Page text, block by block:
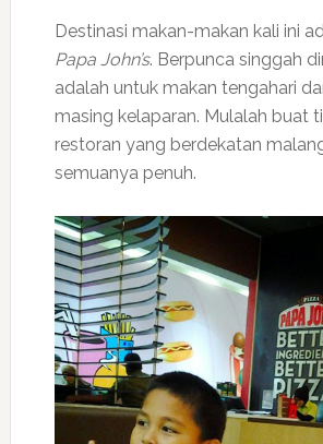
Destinasi makan-makan kali ini
Papa John’s. Berpunca singgah
adalah untuk makan tengahari
masing kelaparan. Mulalah buat
restoran yang berdekatan
semuanya penuh.